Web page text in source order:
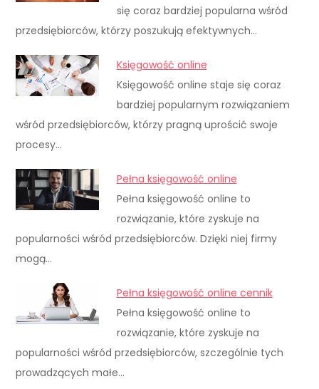
się coraz bardziej popularna wśród
przedsiębiorców, którzy poszukują efektywnych…
Księgowość online
Księgowość online staje się coraz
bardziej popularnym rozwiązaniem
wśród przedsiębiorców, którzy pragną uprościć swoje
procesy…
Pełna księgowość online
Pełna księgowość online to
rozwiązanie, które zyskuje na
popularności wśród przedsiębiorców. Dzięki niej firmy
mogą…
Pełna księgowość online cennik
Pełna księgowość online to
rozwiązanie, które zyskuje na
popularności wśród przedsiębiorców, szczególnie tych
prowadzących małe…